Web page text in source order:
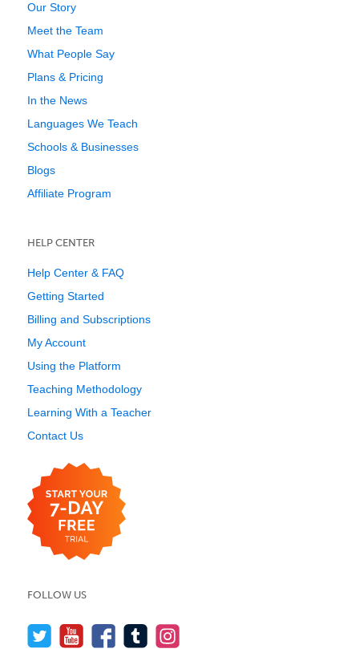
Our Story
Meet the Team
What People Say
Plans & Pricing
In the News
Languages We Teach
Schools & Businesses
Blogs
Affiliate Program
HELP CENTER
Help Center & FAQ
Getting Started
Billing and Subscriptions
My Account
Using the Platform
Teaching Methodology
Learning With a Teacher
Contact Us
FOLLOW US